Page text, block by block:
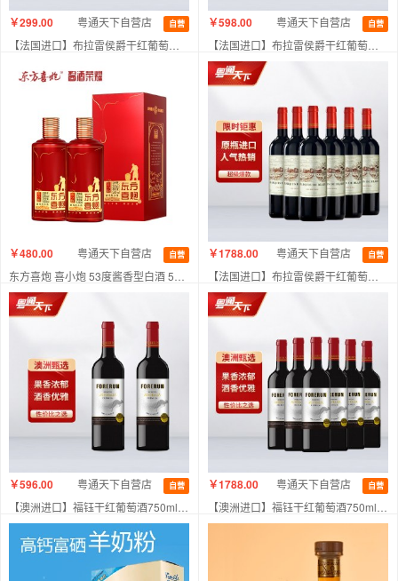
￥299.00 粤通天下自营店 自营 ￥598.00 粤通天下自营店 自营
￥480.00 粤通天下自营店 自营 ￥1788.00 粤通天下自营店 自营
法国进口
￥596.00 粤通天下自营店 自营 ￥1788.00 粤通天下自营店 自营